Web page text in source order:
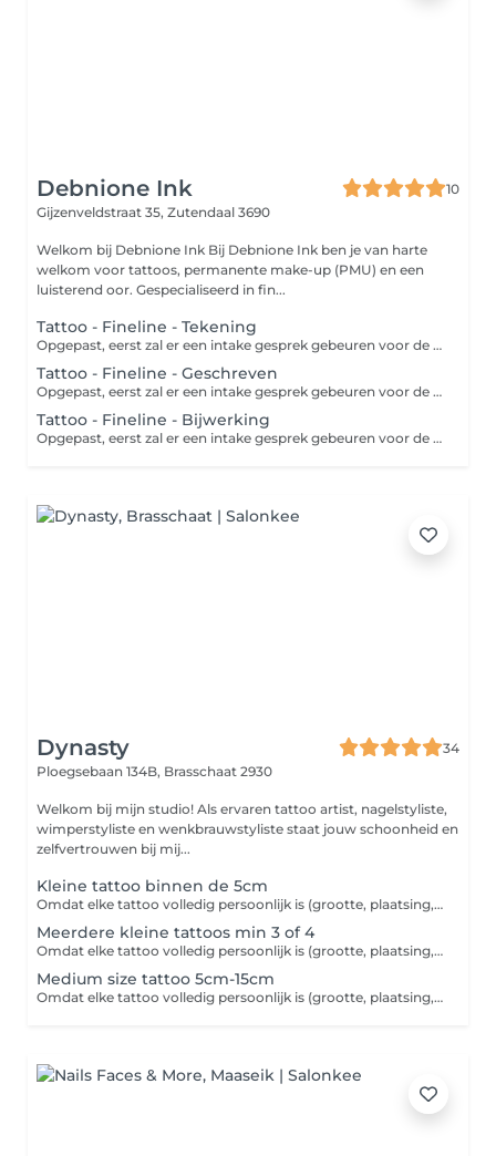
Debnione Ink
10
Gijzenveldstraat 35, Zutendaal 3690
Welkom bij Debnione Ink Bij Debnione Ink ben je van harte
welkom voor tattoos, permanente make-up (PMU) en een
luisterend oor. Gespecialiseerd in fin...
Tattoo - Fineline - Tekening
Opgepast, eerst zal er een intake gesprek gebeuren voor de tattoo plaatsing. Iedere tattoo heeft een variable prijs, dit naar functie van de grote & complexiteit. De prijs die is aangegeven is de voorschot prijs van €25! Je mag me steeds een Whatsapp berichtje sturen, opgelet dit is enkel een nummer om Whatsapp berichten te versturen. +32470855054
Tattoo - Fineline - Geschreven
Opgepast, eerst zal er een intake gesprek gebeuren voor de tattoo plaatsing. Iedere tattoo heeft een variable prijs, dit naar functie van de grote & complexiteit. De prijs die is aangegeven is de voorschot prijs van €25! Je mag me steeds een Whatsapp berichtje sturen, opgelet dit is enkel een nummer om Whatsapp berichten te versturen. +32470855054
Tattoo - Fineline - Bijwerking
Opgepast, eerst zal er een intake gesprek gebeuren voor de tattoo plaatsing. Iedere tattoo heeft een variable prijs, dit naar functie van de grote & complexiteit. De prijs die is aangegeven is de voorschot prijs van €25! Je mag me steeds een Whatsapp berichtje sturen, opgelet dit is enkel een nummer om Whatsapp berichten te versturen. +32470855054
Dynasty
34
Ploegsebaan 134B, Brasschaat 2930
Welkom bij mijn studio! Als ervaren tattoo artist, nagelstyliste,
wimperstyliste en wenkbrauwstyliste staat jouw schoonheid en
zelfvertrouwen bij mij...
Kleine tattoo binnen de 5cm
Omdat elke tattoo volledig persoonlijk is (grootte, plaatsing, detail en ontwerp), wordt de prijs altijd individueel bepaald. Voor meer info, ontwerpideeën of een exacte prijs mag je mij gerust persoonlijk sturen of bellen. Zo kan ik samen met jou bespreken wat je precies wil en je een correcte prijs op maat geven.
Meerdere kleine tattoos min 3 of 4
Omdat elke tattoo volledig persoonlijk is (grootte, plaatsing, detail en ontwerp), wordt de prijs altijd individueel bepaald. Voor meer info, ontwerpideeën of een exacte prijs mag je mij gerust persoonlijk sturen of bellen. Zo kan ik samen met jou bespreken wat je precies wil en je een correcte prijs op maat geven.
Medium size tattoo 5cm-15cm
Omdat elke tattoo volledig persoonlijk is (grootte, plaatsing, detail en ontwerp), wordt de prijs altijd individueel bepaald. Voor meer info, ontwerpideeën of een exacte prijs mag je mij gerust persoonlijk sturen of bellen. Zo kan ik samen met jou bespreken wat je precies wil en je een correcte prijs op maat geven.